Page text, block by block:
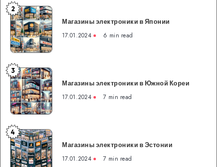
преимущества
банковской
системы
Магазины
электроники
в
Японии
2
Магазины электроники в Японии
17.01.2024 6 min read
Магазины
электроники
в
Южной
Кореи
3
Магазины электроники в Южной Кореи
17.01.2024 7 min read
Магазины
электроники
в
4
Магазины электроники в Эстонии
17.01.2024 7 min read